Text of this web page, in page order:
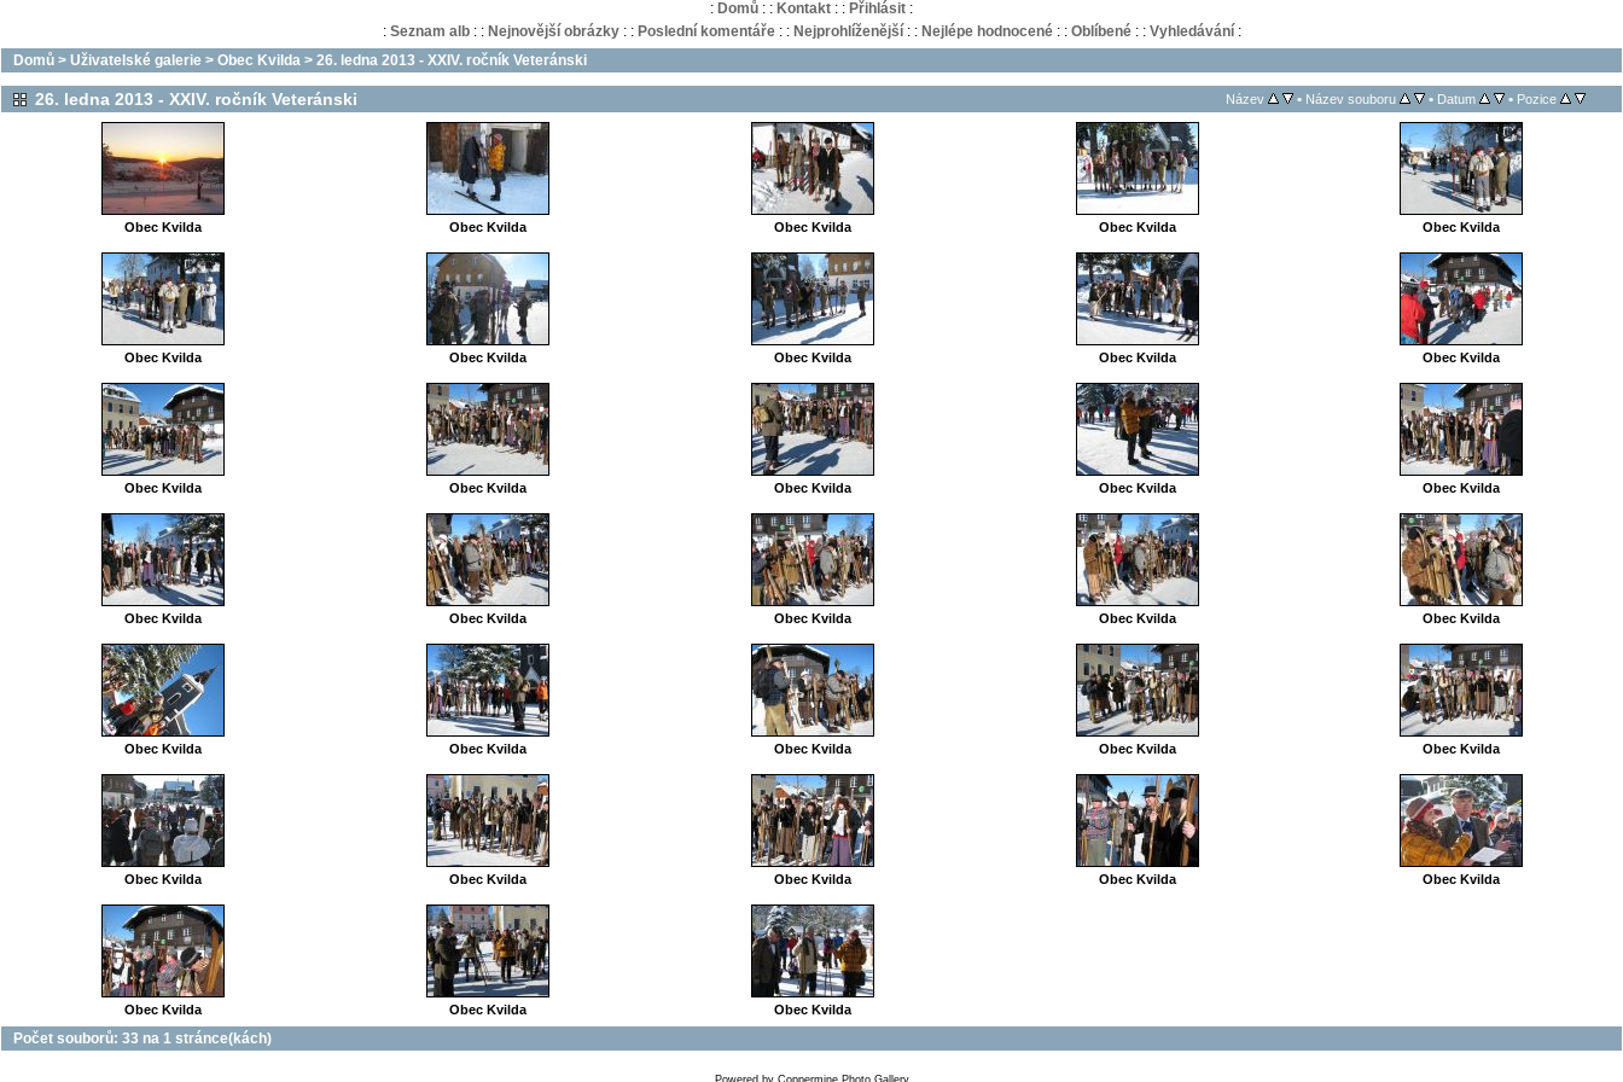
: Domů : : Kontakt : : Přihlásit :
: Seznam alb: : Nejnovější obrázky: : Poslední komentáře: : Nejprohlíženější: : Nejlépe hodnocené: : Oblíbené: : Vyhledávání:
Domů > Uživatelské galerie > Obec Kvilda > 26. ledna 2013 - XXIV. ročník Veteránski
26. ledna 2013 - XXIV. ročník Veteránski Název • Název souboru • Datum • Pozice
Obec Kvilda Obec Kvilda Obec Kvilda Obec Kvilda Obec Kvilda
Obec Kvilda Obec Kvilda Obec Kvilda Obec Kvilda Obec Kvilda
Obec Kvilda Obec Kvilda Obec Kvilda Obec Kvilda Obec Kvilda
Obec Kvilda Obec Kvilda Obec Kvilda Obec Kvilda Obec Kvilda
Obec Kvilda Obec Kvilda Obec Kvilda Obec Kvilda Obec Kvilda
Obec Kvilda Obec Kvilda Obec Kvilda Obec Kvilda Obec Kvilda
Obec Kvilda Obec Kvilda Obec Kvilda
Počet souborů: 33 na 1 stránce(kách)
Powered by Coppermine Photo Gallery